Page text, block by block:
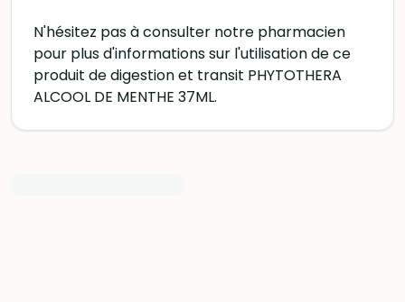
N'hésitez pas à consulter notre pharmacien
pour plus d'informations sur l'utilisation de ce
produit de digestion et transit PHYTOTHERA
ALCOOL DE MENTHE 37ML.